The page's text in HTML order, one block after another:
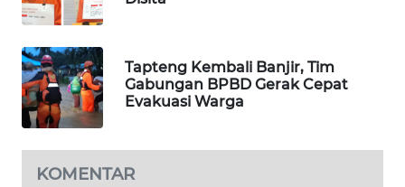
Tapteng Kembali Banjir, Tim
Gabungan BPBD Gerak Cepat
Evakuasi Warga
KOMENTAR
NEWS
SIBARAGAS
NEWS
METRO